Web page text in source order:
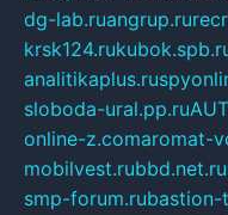
dg-lab.ruangrup.ru
krsk124.ru
analitikaplus.ru
sloboda-ural.pp.ru
online-z.comaromat-
mobilvest.rubbd.net.ru
smp-forum.rubastion-